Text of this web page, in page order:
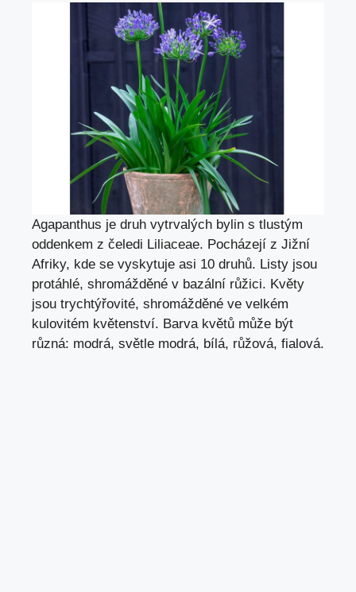
Agapanthus je druh vytrvalých bylin s tlustým
oddenkem z čeledi Liliaceae. Pocházejí z Jižní
Afriky, kde se vyskytuje asi 10 druhů. Listy jsou
protáhlé, shromážděné v bazální růžici. Květy
jsou trychtýřovité, shromážděné ve velkém
kulovitém květenství. Barva květů může být
různá: modrá, světle modrá, bílá, růžová, fialová.